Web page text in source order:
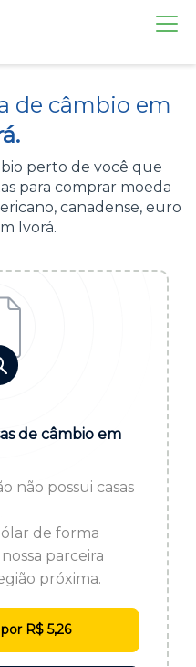
de câmbio em
perto de você que
para comprar moeda
canadense, euro
Ivorá.
de câmbio em
não possui casas
de forma
parceira
próxima.
R$ 5,26